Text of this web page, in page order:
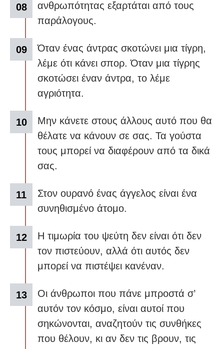
ανθρωπότητας εξαρτάται από τους
παράλογους.
Όταν ένας άντρας σκοτώνει μια τίγρη,
λέμε ότι κάνει σπορ. Όταν μια τίγρης
σκοτώσει έναν άντρα, το λέμε
αγριότητα.
Μην κάνετε στους άλλους αυτό που θα
θέλατε να κάνουν σε σας. Τα γούστα
τους μπορεί να διαφέρουν από τα δικά
σας.
Στον ουρανό ένας άγγελος είναι ένα
συνηθισμένο άτομο.
Η τιμωρία του ψεύτη δεν είναι ότι δεν
τον πιστεύουν, αλλά ότι αυτός δεν
μπορεί να πιστέψει κανέναν.
Οι άνθρωποι που πάνε μπροστά σ’
αυτόν τον κόσμο, είναι αυτοί που
σηκώνονται, αναζητούν τις συνθήκες
που θέλουν, κι αν δεν τις βρουν, τις